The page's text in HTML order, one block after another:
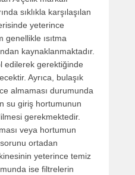
sıklıkla karşılaşılan
yeterince
genellikle ısıtma
kaynaklanmaktadır.
edilerek gerektiğinde
Ayrıca, bulaşık
almaması durumunda
su giriş hortumunun
gerekmektedir.
veya hortumun
sorunu ortadan
yeterince temiz
ise filtrelerin